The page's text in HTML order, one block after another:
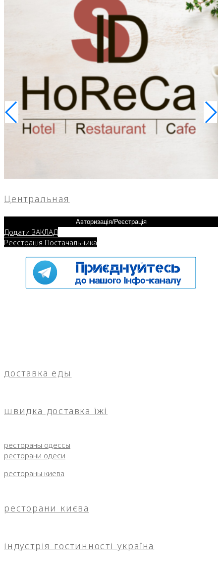
Центральная
Авторизація/Реєстрація
Додати ЗАКЛАД
Реєстрація Постачальника
доставка еды
швидка доставка їжі
рестораны одессы
ресторани одеси
рестораны киева
ресторани києва
індустрія гостинності україна